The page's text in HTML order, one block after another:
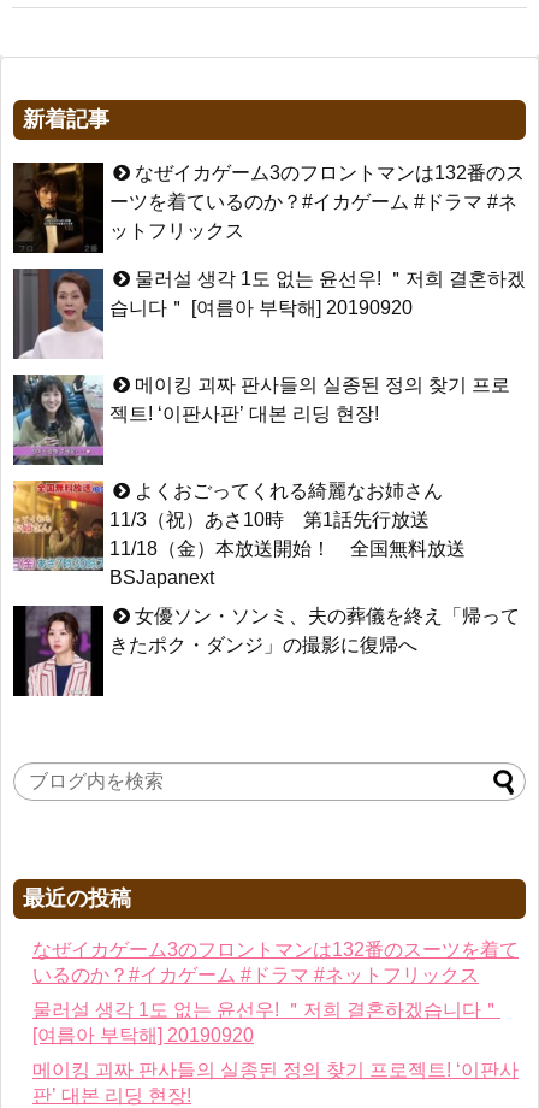
新着記事
なぜイカゲーム3のフロントマンは132番のス
ーツを着ているのか？#イカゲーム #ドラマ #ネ
ットフリックス
물러설 생각 1도 없는 윤선우! ＂저희 결혼하겠
습니다＂ [여름아 부탁해] 20190920
메이킹 괴짜 판사들의 실종된 정의 찾기 프로
젝트! ‘이판사판’ 대본 리딩 현장!
よくおごってくれる綺麗なお姉さん
11/3（祝）あさ10時 第1話先行放送
11/18（金）本放送開始！ 全国無料放送
BSJapanext
女優ソン・ソンミ、夫の葬儀を終え「帰って
きたポク・ダンジ」の撮影に復帰へ
最近の投稿
なぜイカゲーム3のフロントマンは132番のスーツを着て
いるのか？#イカゲーム #ドラマ #ネットフリックス
물러설 생각 1도 없는 윤선우! ＂저희 결혼하겠습니다＂
[여름아 부탁해] 20190920
메이킹 괴짜 판사들의 실종된 정의 찾기 프로젝트! ‘이판사
판’ 대본 리딩 현장!